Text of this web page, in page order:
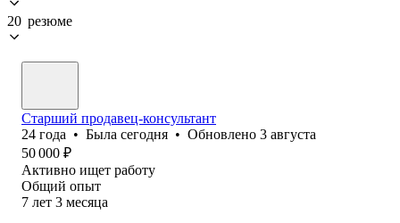
20 резюме
Старший продавец-консультант
24 года • Была сегодня • Обновлено 3 августа
50 000 ₽
Активно ищет работу
Общий опыт
7 лет 3 месяца